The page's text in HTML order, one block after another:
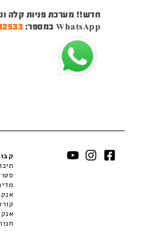
חדש!! מערכת פניות קלה
WhatsApp במספר: